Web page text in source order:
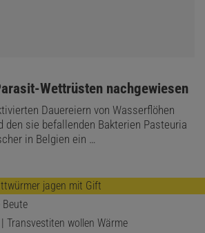
Wettrüsten nachgewiesen
Dauereiern von Wasserflöhen
den sie befallenden Bakterien Pasteuria
in Belgien ein …
jagen mit Gift
Beute
| Transvestiten wollen Wärme